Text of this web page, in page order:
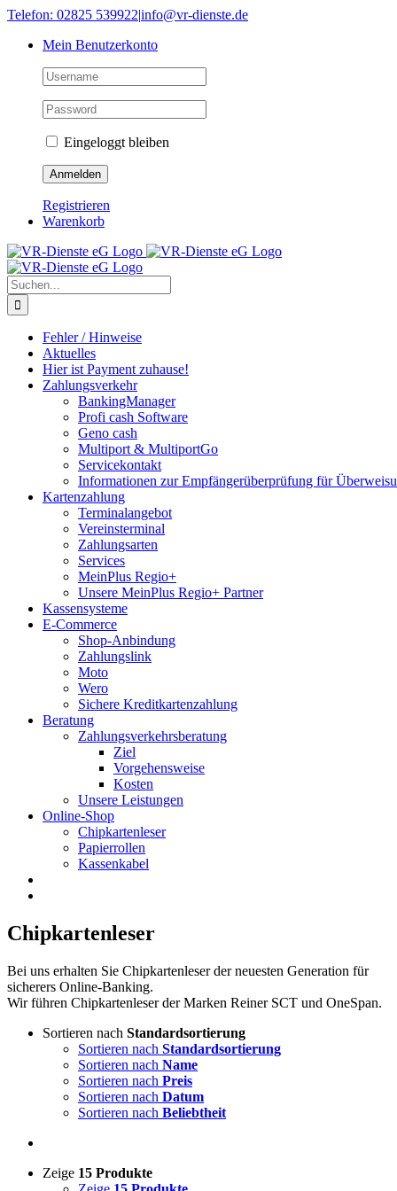
Skip
content
Telefon: 02825 539922|info@vr-dienste.de
Mein Benutzerkonto
Eingeloggt bleiben
Registrieren
Warenkorb
Suche
nach:
Fehler / Hinweise
Aktuelles
Hier ist Payment zuhause!
Zahlungsverkehr
BankingManager
Profi cash Software
Geno cash
Multiport & MultiportGo
Servicekontakt
Informationen zur Empfängerüberprüfung für
Kartenzahlung
Terminalangebot
Vereinsterminal
Zahlungsarten
Services
MeinPlus Regio+
Unsere MeinPlus Regio+ Partner
Kassensysteme
E-Commerce
Shop-Anbindung
Zahlungslink
Moto
Wero
Sichere Kreditkartenzahlung
Beratung
Zahlungsverkehrsberatung
Ziel
Vorgehensweise
Kosten
Unsere Leistungen
Online-Shop
Chipkartenleser
Papierrollen
Kassenkabel
Chipkartenleser
Bei uns erhalten Sie Chipkartenleser der neuesten Generation für
sicherers Online-Banking.
Wir führen Chipkartenleser der Marken Reiner SCT und OneSpan.
Sortieren nach Standardsortierung
Sortieren nach Standardsortierung
Sortieren nach Name
Sortieren nach Preis
Sortieren nach Datum
Sortieren nach Beliebtheit
Zeige 15 Produkte